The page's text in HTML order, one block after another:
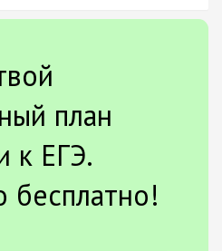
план
к ЕГЭ.
бесплатно!